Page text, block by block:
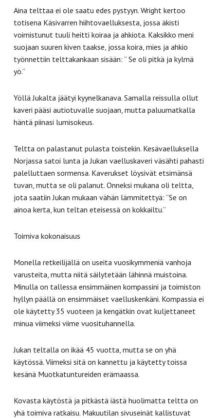
Aina telttaa ei ole saatu edes pystyyn. Wright kertoo
totisena Käsivarren hiihtovaelluksesta, jossa äkisti
voimistunut tuuli heitti koiraa ja ahkiota. Kaksikko meni
suojaan suuren kiven taakse, jossa koira, mies ja ahkio
työnnettiin telttakankaan sisään: ” Se oli pitkä ja kylmä
yö.”
Yöllä Jukalta jäätyi kyynelkanava. Samalla reissulla ollut
kaveri pääsi autiotuvalle suojaan, mutta paluumatkalla
häntä piinasi lumisokeus.
Teltta on palastanut pulasta toistekin. Kesävaelluksella
Norjassa satoi lunta ja Jukan vaelluskaveri väsähti pahasti
palelluttaen sormensa. Kaverukset löysivät etsimänsä
tuvan, mutta se oli palanut. Onneksi mukana oli teltta,
jota saatiin Jukan mukaan vähän lämmitettyä: ”Se on
ainoa kerta, kun teltan eteisessä on kokkailtu.”
Toimiva kokonaisuus
Monella retkeilijällä on useita vuosikymmeniä vanhoja
varusteita, mutta niitä säilytetään lähinnä muistoina.
Minulla on tallessa ensimmäinen kompassini ja toimiston
hyllyn päällä on ensimmäiset vaelluskenkäni. Kompassia ei
ole käytetty 35 vuoteen ja kengätkin ovat kuljettaneet
minua viimeksi viime vuosituhannella.
Jukan teltalla on ikää 45 vuotta, mutta se on yhä
käytössä. Viimeksi sitä on kannettu ja käytetty toissa
kesänä Muotkatuntureiden erämaassa.
Kovasta käytöstä ja pitkästä iästä huolimatta teltta on
yhä toimiva ratkaisu. Makuutilan sivuseinät kallistuvat